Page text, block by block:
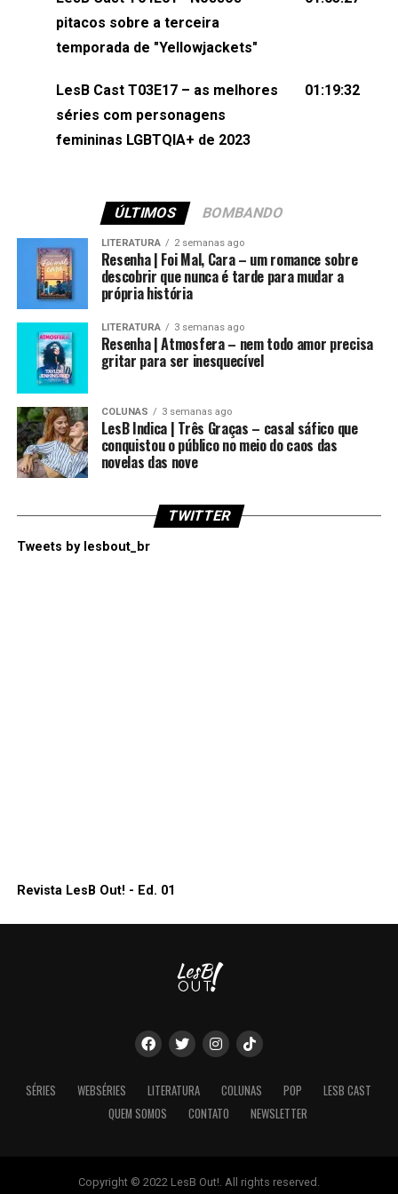
(⁠⁠⁠⁠@brunarfentanes⁠⁠⁠⁠) e Pollyelly FlorêncioEdição de
Naiady Machado
pitacos sobre a terceira
temporada de "Yellowjackets"
LesB Cast T03E17 – as melhores
séries com personagens
femininas LGBTQIA+ de 2023
01:19:32
ÚLTIMOS BOMBANDO
LITERATURA 2 semanas ago
Resenha | Foi Mal, Cara – um romance sobre
descobrir que nunca é tarde para mudar a
própria história
LITERATURA 3 semanas ago
Resenha | Atmosfera – nem todo amor precisa
gritar para ser inesquecível
COLUNAS 3 semanas ago
LesB Indica | Três Graças – casal sáfico que
conquistou o público no meio do caos das
novelas das nove
TWITTER
Tweets by lesbout_br
Revista LesB Out! - Ed. 01
SÉRIES WEBSÉRIES LITERATURA COLUNAS POP
LESB CAST
QUEM SOMOS
CONTATO NEWSLETTER
Copyright © 2022 LesB Out!. All rights reserved.